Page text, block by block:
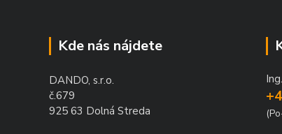
Kde nás nájdete
DANDO, s.r.o.
č.679
925 63 Dolná Streda